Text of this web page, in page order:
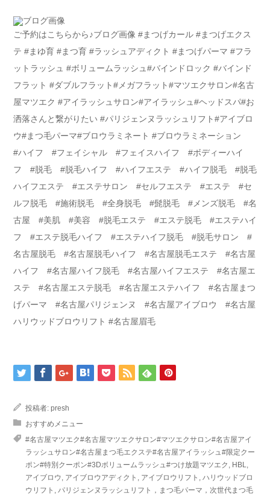
ご予約はこちらから♪ブログ画像 #まつげカール #まつげエクス
テ #まゆ育 #まつ育 #ラッシュアディクト #まつげパーマ #フラ
ットラッシュ #ボリュームラッシュ#バインドロック #バインド
フラット #ダブルフラット#メガフラット#マツエクサロン#名古
屋マツエク #アイラッシュサロン#アイラッシュ#ヘッドスパ#お
洒落さんと繋がりたい #パリジェンヌラッシュリフト#アイブロ
ウ#まつ毛パーマ#ブロウラミネート #ブロウラミネーション
#ハイフ #フェイシャル #フェイスハイフ #ボディーハイ
フ #脱毛 #脱毛ハイフ #ハイフエステ #ハイフ脱毛 #脱毛
ハイフエステ #エステサロン #セルフエステ #エステ #セ
ルフ脱毛 #施術脱毛 #全身脱毛 #髭脱毛 #メンズ脱毛 #名
古屋 #美肌 #美容 #脱毛エステ #エステ脱毛 #エステハイ
フ #エステ脱毛ハイフ #エステハイフ脱毛 #脱毛サロン #
名古屋脱毛 #名古屋脱毛ハイフ #名古屋脱毛エステ #名古屋
ハイフ #名古屋ハイフ脱毛 #名古屋ハイフエステ #名古屋エ
ステ #名古屋エステ脱毛 #名古屋エステハイフ #名古屋まつ
げパーマ #名古屋パリジェンヌ #名古屋アイブロウ #名古屋
ハリウッドブロウリフト #名古屋眉毛
投稿者: presh
おすすめメニュー
#名古屋マツエク#名古屋マツエクサロン#マツエクサロン#名古屋アイ
ラッシュサロン#名古屋まつ毛エクステ#名古屋アイラッシュ#限定クー
ポン#特別クーポン#3Dボリュームラッシュ#つけ放題マツエク
HBL
アイブロウ アイブロウアディクト アイブロウリフト
ハリウッドブロ
ウリフト
パリジェンヌラッシュリフト，まつ毛パーマ，次世代まつ毛